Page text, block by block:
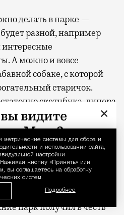
Уведомление
системы для сбора и
и использовании сайта,
настройки
кнопку «Принять» или
вы соглашаетесь на обработку
систем.
Подробнее
делать в парке —
разной, например
интересные
А можно и вовсе
собаке, с которой
старичок.
скетчбука, линера
А формат «15 минут на
чистого листа.
подойдет, например, парк
на левом берегу реки
прямо из гранд-лобби
«МИРА» на
парк получил в честь
×